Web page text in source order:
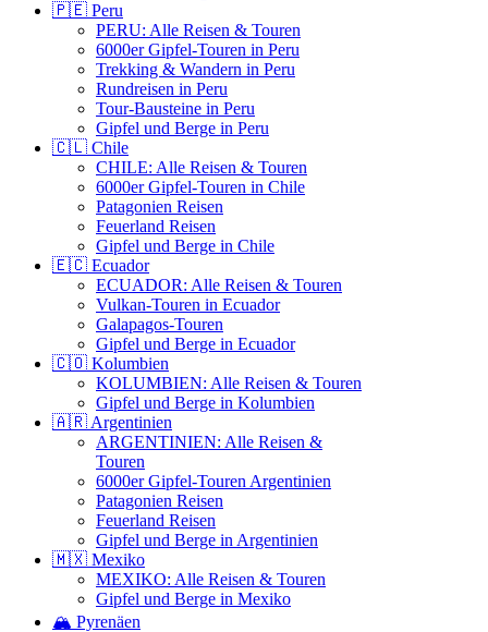
🇵🇪 Peru
PERU: Alle Reisen & Touren
6000er Gipfel-Touren in Peru
Trekking & Wandern in Peru
Rundreisen in Peru
Tour-Bausteine in Peru
Gipfel und Berge in Peru
🇨🇱 Chile
CHILE: Alle Reisen & Touren
6000er Gipfel-Touren in Chile
Patagonien Reisen
Feuerland Reisen
Gipfel und Berge in Chile
🇪🇨 Ecuador
ECUADOR: Alle Reisen & Touren
Vulkan-Touren in Ecuador
Galapagos-Touren
Gipfel und Berge in Ecuador
🇨🇴 Kolumbien
KOLUMBIEN: Alle Reisen & Touren
Gipfel und Berge in Kolumbien
🇦🇷 Argentinien
ARGENTINIEN: Alle Reisen &
Touren
6000er Gipfel-Touren Argentinien
Patagonien Reisen
Feuerland Reisen
Gipfel und Berge in Argentinien
🇲🇽 Mexiko
MEXIKO: Alle Reisen & Touren
Gipfel und Berge in Mexiko
🏔️ Pyrenäen